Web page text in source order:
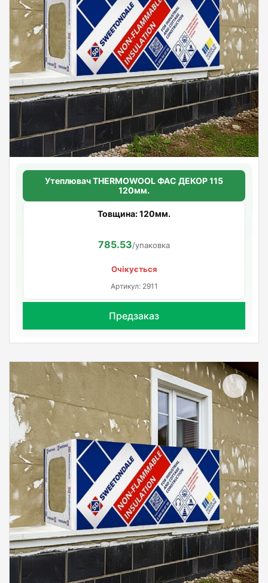
Утеплювач THERMOWOOL ФАС ДЕКОР 115
120мм.
Товщина: 120мм.
785.53/упаковка
Очікується
Артикул: 2911
Предзаказ